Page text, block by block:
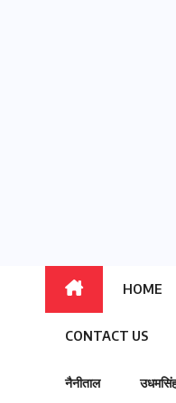
HOME
CONTACT US
नैनीताल